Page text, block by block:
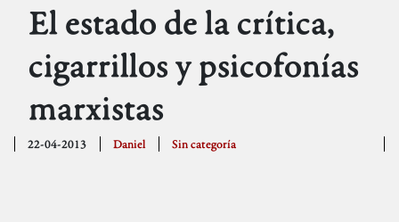
El estado de la crítica,
cigarrillos y psicofonías
marxistas
22-04-2013 Daniel Sin categoría